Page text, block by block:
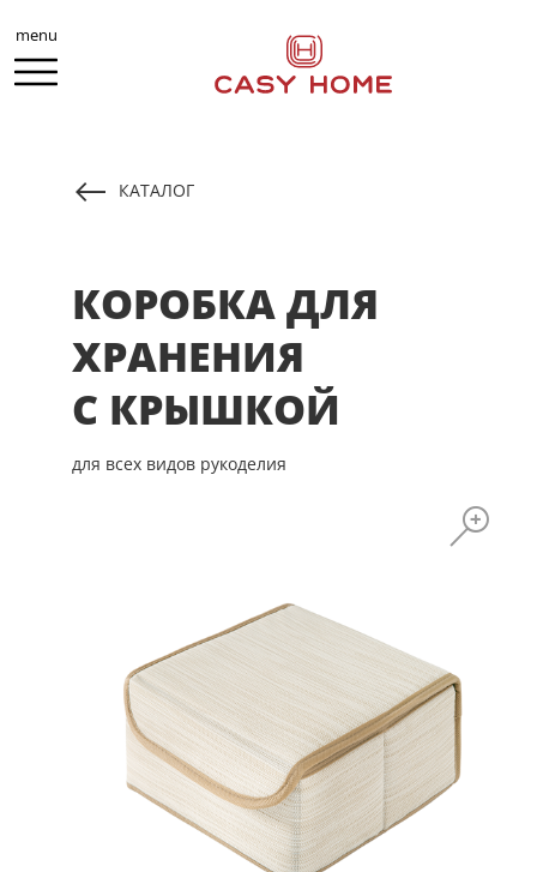
menu
КАТАЛОГ
КОРОБКА ДЛЯ
ХРАНЕНИЯ
С КРЫШКОЙ
для всех видов рукоделия